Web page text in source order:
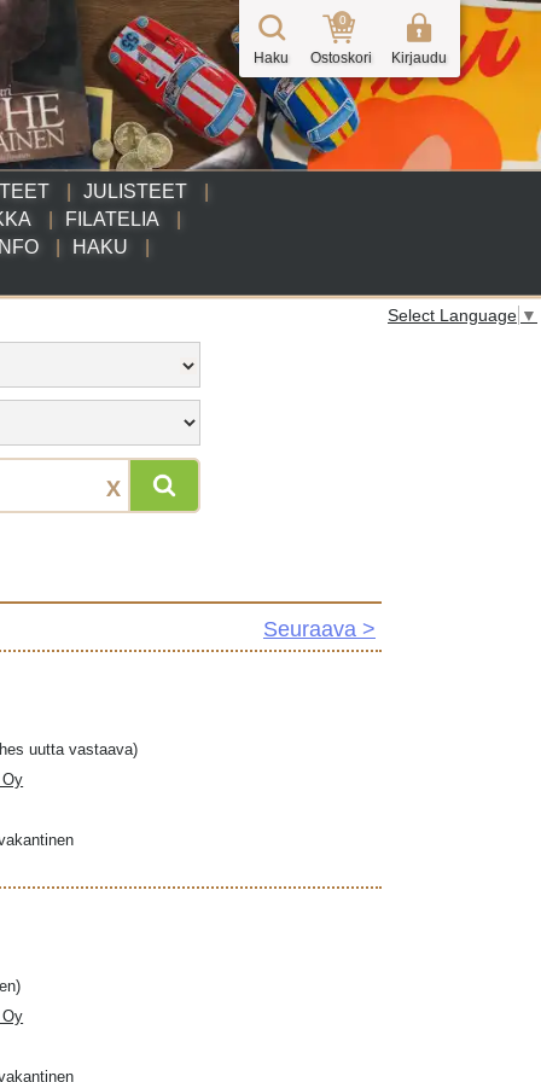
JULISTEET
FILATELIA
INFO
HAKU
Haku
0
Ostoskori Kirjaudu
Select Language ▼
X
Seuraava >
uutta vastaava)
Oy
Oy